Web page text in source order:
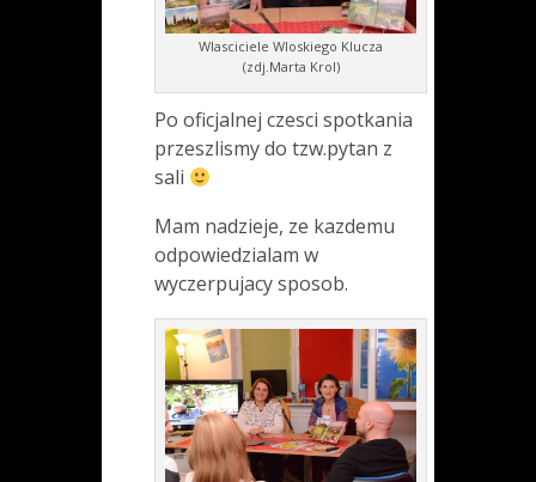
Wlasciciele Wloskiego Klucza
(zdj.Marta Krol)
Po oficjalnej czesci spotkania
przeszlismy do tzw.pytan z
sali
Mam nadzieje, ze kazdemu
odpowiedzialam w
wyczerpujacy sposob.